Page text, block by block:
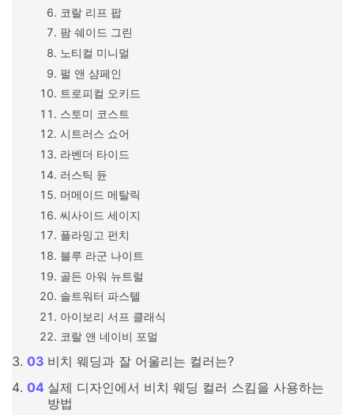
코랄 리프 팝
팜 쉐이드 그린
노티컬 미니멀
펄 앤 샴페인
트로피컬 오키드
스토미 코스트
시트러스 쇼어
라벤더 타이드
러스틱 듄
머메이드 메탈릭
씨사이드 세이지
플라밍고 펀치
블루 라군 나이트
골든 아워 뉴트럴
솔트워터 파스텔
아이보리 서프 클래식
코랄 앤 네이비 포멀
비치 웨딩과 잘 어울리는 컬러는?
실제 디자인에서 비치 웨딩 컬러 스킴을 사용하는
방법